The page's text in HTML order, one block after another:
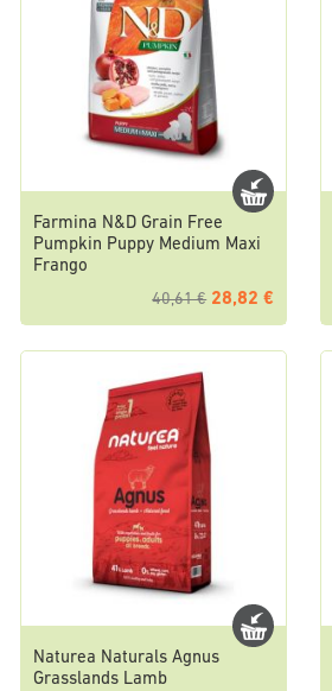
Farmina N&D Grain Free
Pumpkin Puppy Medium Maxi
Frango
40,61 € 28,82 €
Naturea Naturals Agnus
Grasslands Lamb